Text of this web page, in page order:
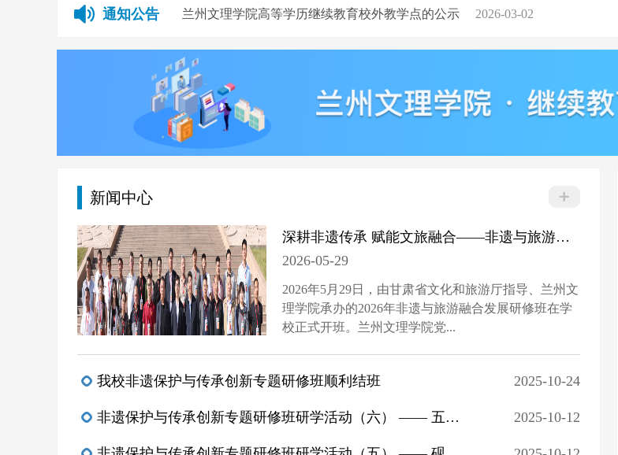
通知公告 兰州文理学院高等学历继续教育校外教学点的公示 2026-03-02
关于2025级任福梅等3名学生放弃入学资格的处理公示
甘肃省文化和旅游厅关于举办2025年非遗保护与传承创新专题研培班的通知
关于2025级未按规定报到学生学籍处理的公示
新闻中心
深耕非遗传承 赋能文旅融合——非遗与旅游融合发展研修班顺利开班
2026-05-29
2026年5月29日，由甘肃省文化和旅游厅指导、兰州文
理学院承办的2026年非遗与旅游融合发展研修班在学
校正式开班。兰州文理学院党...
我校非遗保护与传承创新专题研修班顺利结班 2025-10-24
非遗保护与传承创新专题研修班研学活动（六） —— 五千年的璀璨 2025-10-12